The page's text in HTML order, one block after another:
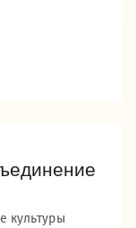
культуры